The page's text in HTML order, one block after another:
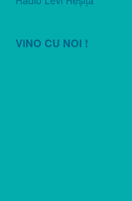
VINO CU NOI !